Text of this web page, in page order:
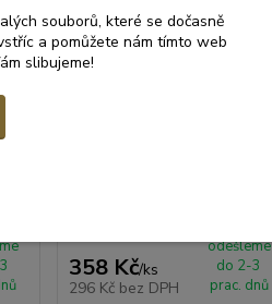
358 Kč/ks
296 Kč bez DPH
odešleme
do 2-3
prac. dnů
souborů, které se dočasně
a pomůžete nám tímto web
slibujeme!